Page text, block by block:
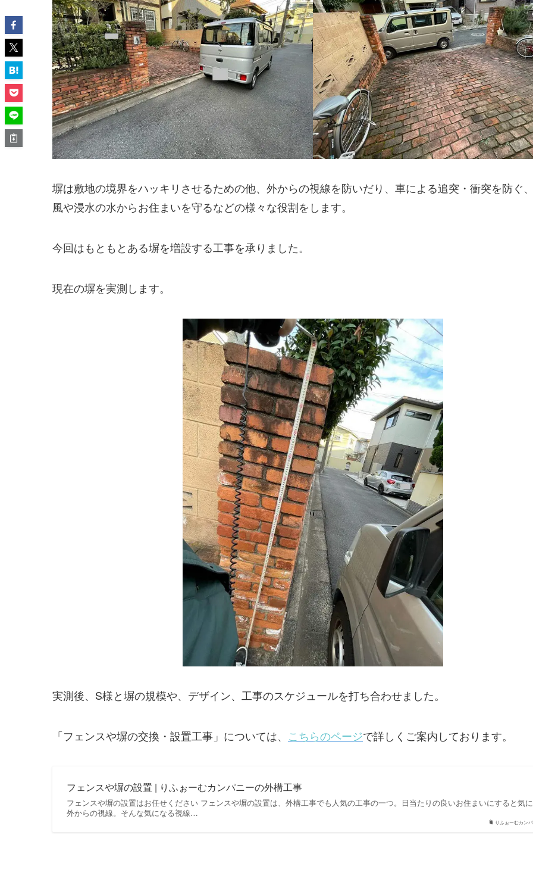
塀は敷地の境界をハッキリさせるための他、外からの視線を防いだり、車による追突・衝突を防ぐ
風や浸水の水からお住まいを守るなどの様々な役割をします。
今回はもともとある塀を増設する工事を承りました。
現在の塀を実測します。
実測後、S様と塀の規模や、デザイン、工事のスケジュールを打ち合わせました。
「フェンスや塀の交換・設置工事」については、 こちらのページで詳しくご案内しております。
りふぉーむカン
フェンスや塀の設置 | りふぉーむカンパニーの外構工事
フェンスや塀の設置はお任せください フェンスや塀の設置は、外構工事でも人気の工事の一つ。日当たりの良いお住まいにすると気
外からの視線。そんな気になる視線…